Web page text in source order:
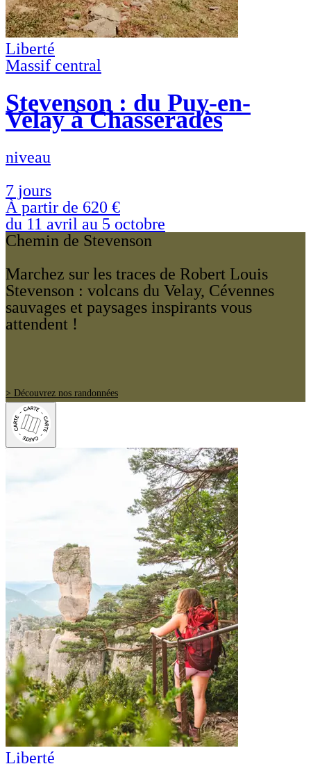
Liberté
Massif central
Stevenson : du Puy-en-
Velay à Chasseradès
niveau
7 jours
À partir de 620 €
du 11 avril au 5 octobre
Chemin de Stevenson
Marchez sur les traces de Robert Louis
Stevenson : volcans du Velay, Cévennes
sauvages et paysages inspirants vous
attendent !
> Découvrez nos randonnées
Liberté